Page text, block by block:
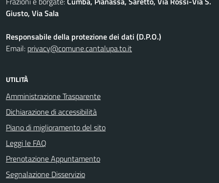
Giusto, Via Sala
Responsabile della protezione dei dati (D.P.O.)
Email: privacy@comune.cantalupa.to.it
UTILITÀ
Amministrazione Trasparente
Dichiarazione di accessibilità
Piano di miglioramento del sito
Leggi le FAQ
Prenotazione Appuntamento
Segnalazione Disservizio